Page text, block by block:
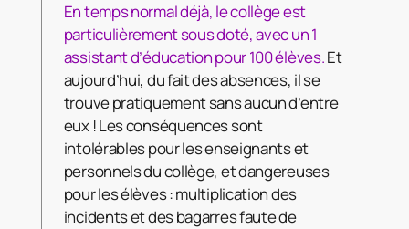
En temps normal déjà, le collège est
particulièrement sous doté, avec un 1
assistant d’éducation pour 100 élèves.Et
aujourd’hui, du fait des absences, il se
trouve pratiquement sans aucun d’entre
eux ! Les conséquences sont
intolérables pour les enseignants et
personnels du collège, et dangereuses
pour les élèves : multiplication des
incidents et des bagarres faute de